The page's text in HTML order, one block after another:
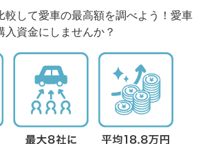
較して愛車の最高額を調べよう！愛車
入資金にしませんか？